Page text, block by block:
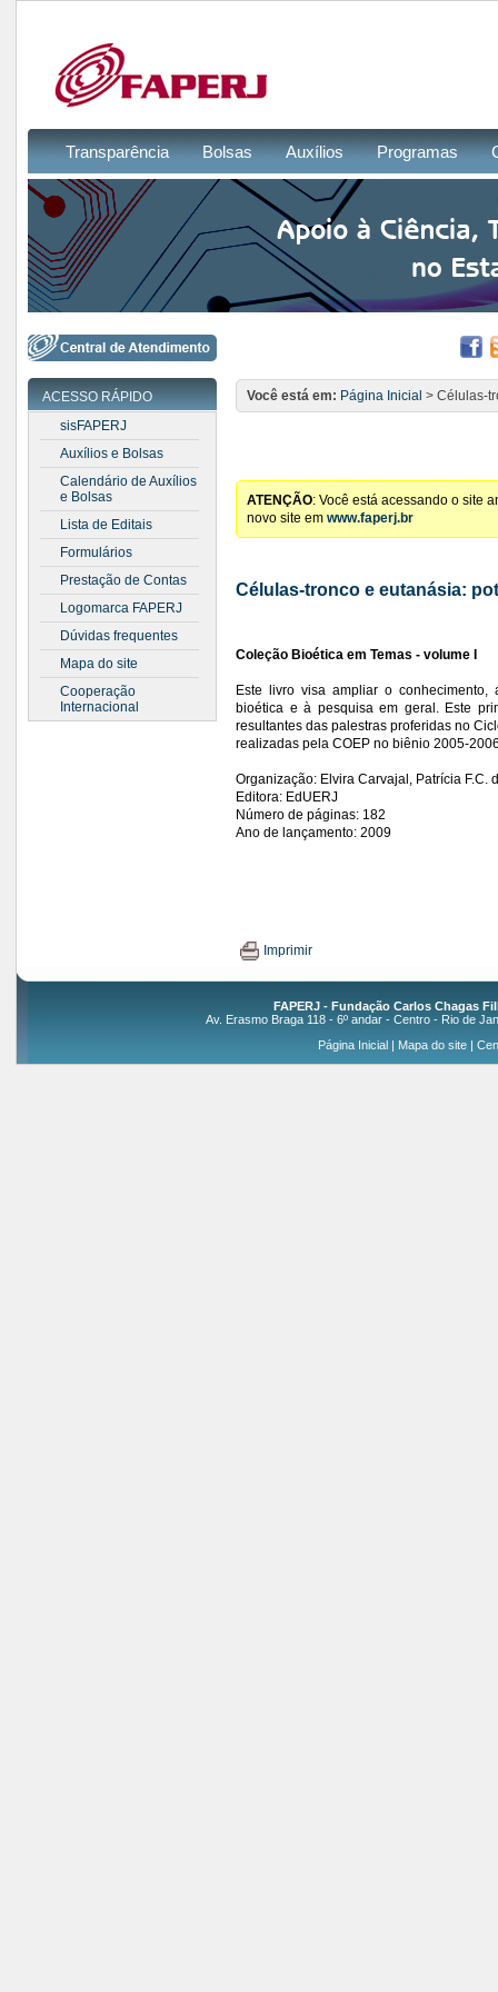
Transparência Bolsas Auxílios Programas
ACESSO RÁPIDO
sisFAPERJ
Auxílios e Bolsas
Calendário de Auxílios
e Bolsas
Lista de Editais
Formulários
Prestação de Contas
Logomarca FAPERJ
Dúvidas frequentes
Mapa do site
Cooperação
Internacional
Você está em: Página Inicial > Células-
ATENÇÃO: Você está acessando o site
novo site em www.faperj.br
Células-tronco e eutanásia:
Coleção Bioética em Temas - volume I
Este livro visa ampliar o
bioética e à pesquisaem geral. Este
resultantes das palestras proferidas no
realizadas pela COEP no biênio 2005-
Organização: Elvira Carvajal, Patrícia F.C.
Editora: EdUERJ
Número de páginas: 182
Ano de lançamento: 2009
Imprimir
FAPERJ - Fundação Carlos Chagas
Av. Erasmo Braga 118 - 6º andar - Centro - Rio de
Página Inicial| Mapa do site|